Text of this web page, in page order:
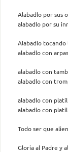
Alabadlo por sus
alabadlo por su
Alabadlo
alabadlo con
alabadlo con
alabadlo con
alabadlo con
alabadlo con
Todo ser que
Gloria al Padre y